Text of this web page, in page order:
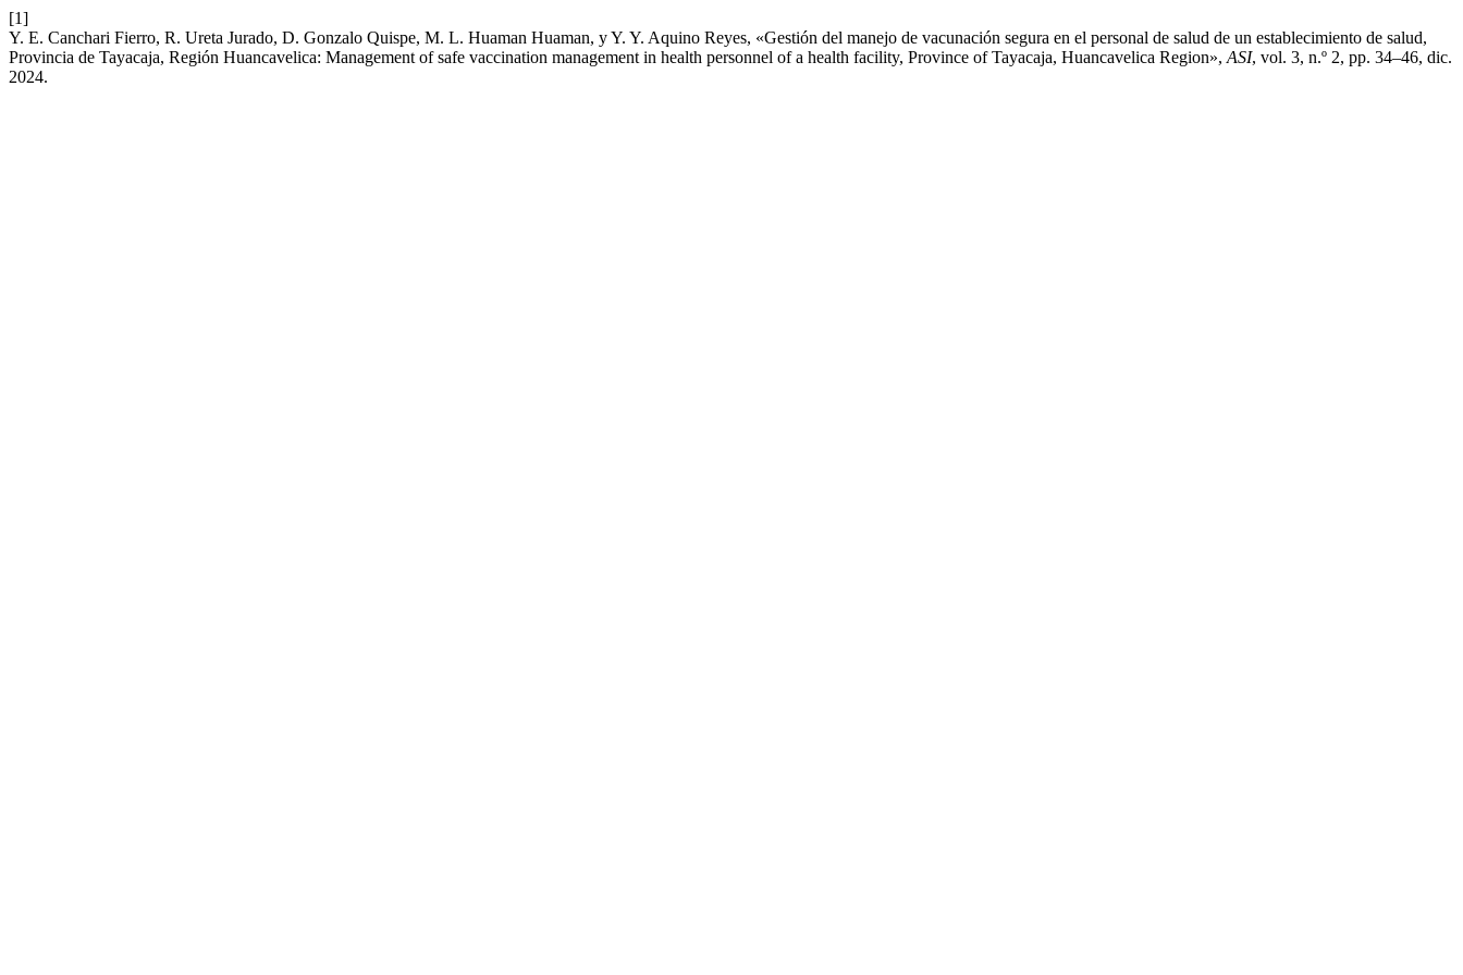
[1]
Y. E. Canchari Fierro, R. Ureta Jurado, D. Gonzalo Quispe, M. L. Huaman Huaman, y Y. Y. Aquino Reyes, «Gestión del manejo de vacunación segura en el personal de salud de un establecimiento de salud,
Provincia de Tayacaja, Región Huancavelica: Management of safe vaccination management in health personnel of a health facility, Province of Tayacaja, Huancavelica Region», ASI, vol. 3, n.º 2, pp. 34–46, dic.
2024.